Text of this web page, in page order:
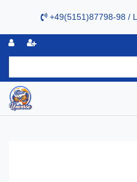
+49(5151)87798-98 /